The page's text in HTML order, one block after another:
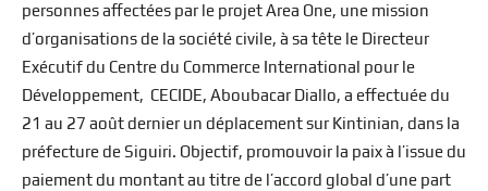
personnes affectées par le projet Area One, une mission
d’organisations de la société civile, à sa tête le Directeur
Exécutif du Centre du Commerce International pour le
Développement, CECIDE, Aboubacar Diallo, a effectuée du
21 au 27 août dernier un déplacement sur Kintinian, dans la
préfecture de Siguiri. Objectif, promouvoir la paix à l’issue du
paiement du montant au titre de l’accord global d’une part